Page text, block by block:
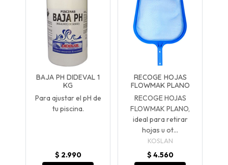
BAJA PH DIDEVAL 1
KG
Para ajustar el pH de
tu piscina.
$ 2.990
RECOGE HOJAS
FLOWMAK PLANO
RECOGE HOJAS
FLOWMAK PLANO,
ideal para retirar
hojas u ot...
KOSLAN
$ 4.560